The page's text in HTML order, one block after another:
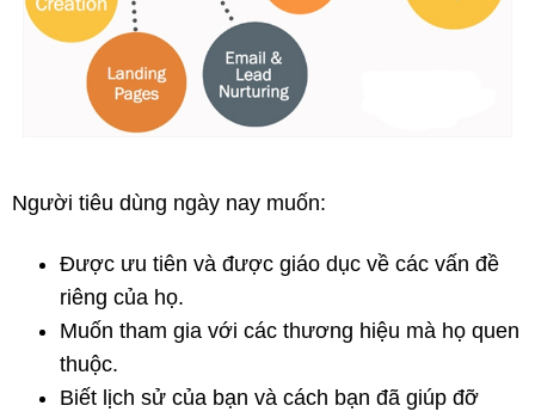
Người tiêu dùng ngày nay muốn:
Được ưu tiên và được giáo dục về các vấn đề
riêng của họ.
Muốn tham gia với các thương hiệu mà họ quen
thuộc.
Biết lịch sử của bạn và cách bạn đã giúp đỡ